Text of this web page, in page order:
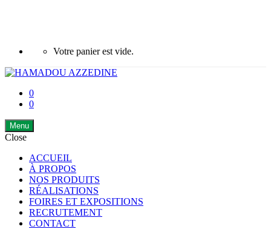
Votre panier est vide.
0
0
Menu
Close
ACCUEIL
À PROPOS
NOS PRODUITS
RÉALISATIONS
FOIRES ET EXPOSITIONS
RECRUTEMENT
CONTACT